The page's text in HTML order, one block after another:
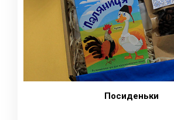
Посиденьки